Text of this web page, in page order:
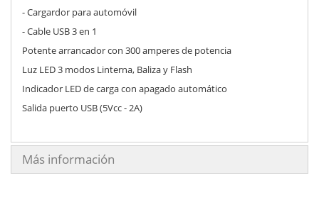
- Cargardor para automóvil
- Cable USB 3 en 1
Potente arrancador con 300 amperes de potencia
Luz LED 3 modos Linterna, Baliza y Flash
Indicador LED de carga con apagado automático
Salida puerto USB (5Vcc - 2A)
Más información